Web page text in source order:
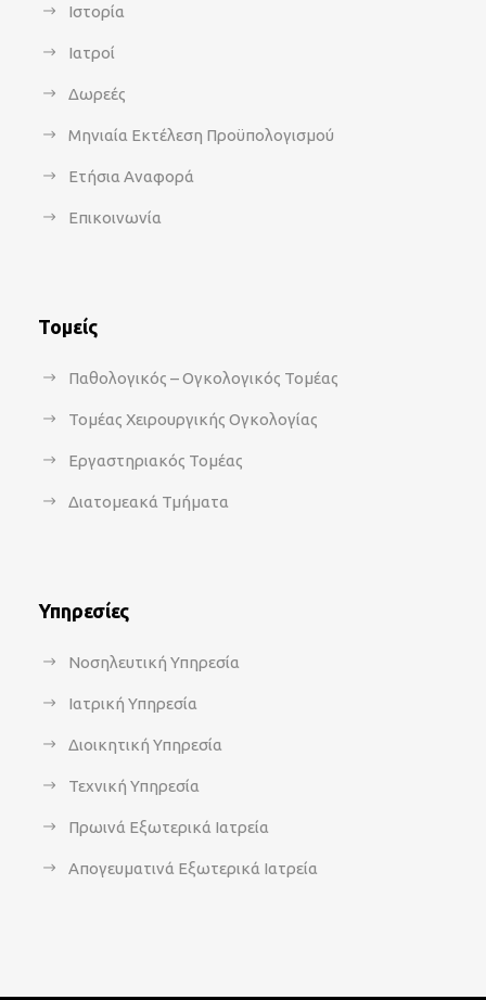
Ιστορία
Ιατροί
Δωρεές
Μηνιαία Εκτέλεση Προϋπολογισμού
Ετήσια Αναφορά
Επικοινωνία
Τομείς
Παθολογικός – Ογκολογικός Τομέας
Τομέας Χειρουργικής Ογκολογίας
Εργαστηριακός Τομέας
Διατομεακά Τμήματα
Υπηρεσίες
Νοσηλευτική Υπηρεσία
Ιατρική Υπηρεσία
Διοικητική Υπηρεσία
Τεχνική Υπηρεσία
Πρωινά Εξωτερικά Ιατρεία
Απογευματινά Εξωτερικά Ιατρεία